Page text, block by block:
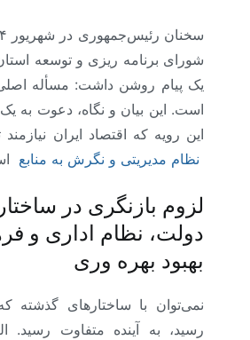
شورای برنامه ریزی و توسعه
یک پیام روشن داشت: مسأله
است. این بیان و نگاه، دعوت به
این رویه که اقتصاد ایران
نظام مدیریتی و نگرش به منابع
لزوم بازنگری در
دولت، نظام اداری و
بهبود بهره وری
نمی‌توان با ساختارهای گذشته
رسید، به آینده‌ متفاوت رسید.